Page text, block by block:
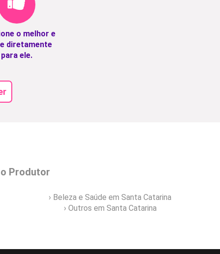
o melhor e
diretamente
para ele.
Produtor
› Beleza e Saúde em Santa Catarina
› Outros em Santa Catarina